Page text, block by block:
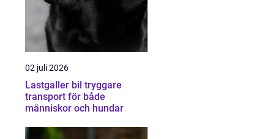
02 juli 2026
Lastgaller bil tryggare
transport för både
människor och hundar